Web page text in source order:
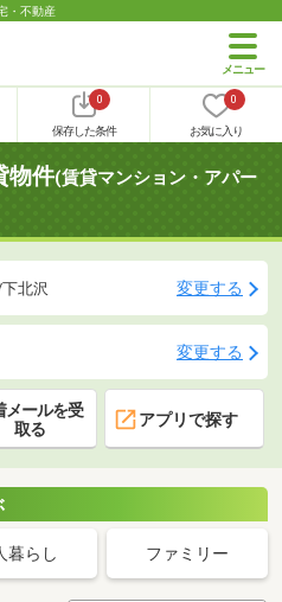
・不動産
0
保存した条件
0
お気に入り
物件(賃貸マンション・アパー
北沢 変更する
変更する
メールを受
取る
アプリで探す
暮らし ファミリー